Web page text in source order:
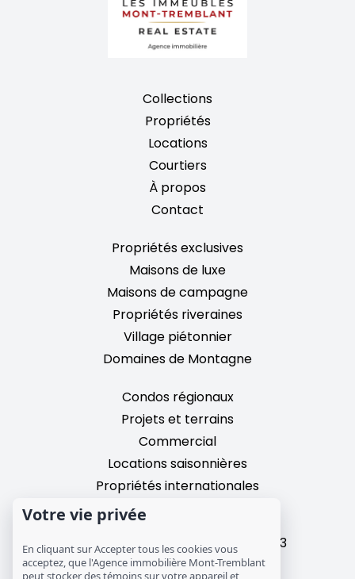
Collections
Propriétés
Locations
Courtiers
À propos
Contact
Propriétés exclusives
Maisons de luxe
Maisons de campagne
Propriétés riveraines
Village piétonnier
Domaines de Montagne
Condos régionaux
Projets et terrains
Commercial
Locations saisonnières
Propriétés internationales
2195, chemin du Village,
Mont-Tremblant, Quebec, J8E 3M3
T: 1 (819) 425-9324
Votre vie privée
En cliquant sur Accepter tous les cookies vous
acceptez, que l'Agence immobilière Mont-Tremblant
peut stocker des témoins sur votre appareil et